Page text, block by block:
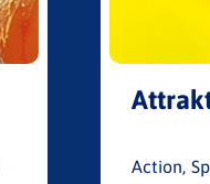
Action,